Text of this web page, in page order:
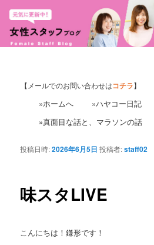
【メールでのお問い合わせはコチラ】
»ホームへ »ハヤコー日記
»真面目な話と、マラソンの話
味スタLIVE
投稿日時:2026年6月5日 投稿者:staff02
こんにちは！鎌形です！